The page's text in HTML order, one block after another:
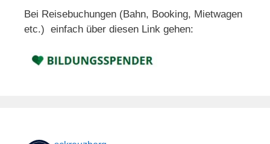
Bei Reisebuchungen (Bahn, Booking, Mietwagen
etc.) einfach über diesen Link gehen: